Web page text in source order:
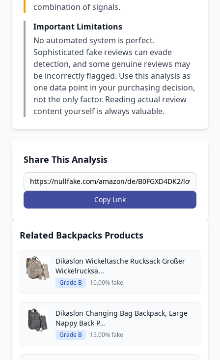
combination of signals.
Important Limitations
No automated system is perfect.
Sophisticated fake reviews can evade
detection, and some genuine reviews may
be incorrectly flagged. Use this analysis as
one data point in your purchasing decision,
not the only factor. Reading actual review
content yourself is always valuable.
Share This Analysis
Copy Link
Related Backpacks Products
Dikaslon Wickeltasche Rucksack Großer
Wickelrucksa...
Grade B 10.00% fake
Dikaslon Changing Bag Backpack, Large
Nappy Back P...
Grade B 15.00% fake